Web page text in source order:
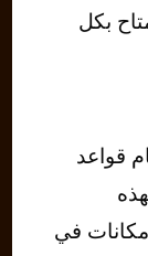
بكل
قواعد
في